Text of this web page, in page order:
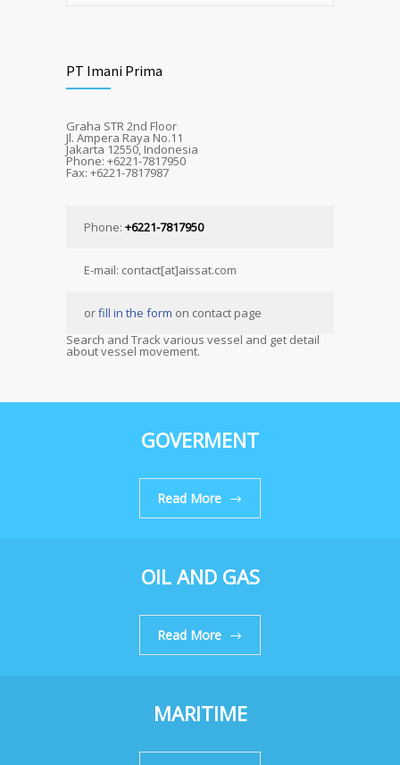
PT Imani Prima
Graha STR 2nd Floor
Jl. Ampera Raya No.11
Jakarta 12550, Indonesia
Phone: +6221-7817950
Fax: +6221-7817987
Phone: +6221-7817950
E-mail: contact[at]aissat.com
orfill in the form on contact page
Search and Track various vessel and get detail
about vessel movement.
GOVERMENT
Read More
OIL AND GAS
Read More
MARITIME